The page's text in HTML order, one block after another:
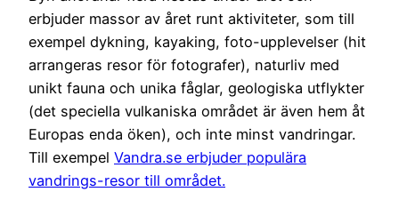
erbjuder massor av året runt aktiviteter, som till
exempel dykning, kayaking, foto-upplevelser (hit
arrangeras resor för fotografer), naturliv med
unikt fauna och unika fåglar, geologiska utflykter
(det speciella vulkaniska området är även hem åt
Europas enda öken), och inte minst vandringar.
Till exempel Vandra.se erbjuder populära
vandrings-resor till området.